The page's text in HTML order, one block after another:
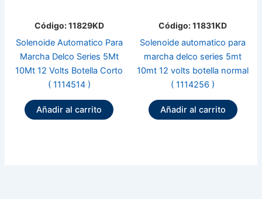
Código: 11829KD
Solenoide Automatico Para
Marcha Delco Series 5Mt
10Mt 12 Volts Botella Corto
( 1114514 )
Añadir al carrito
Código: 11831KD
Solenoide automatico para
marcha delco series 5mt
10mt 12 volts botella normal
( 1114256 )
Añadir al carrito